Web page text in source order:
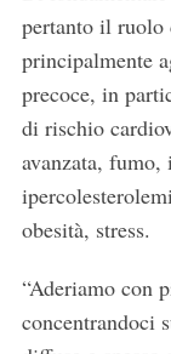
pertanto il ruolo
principalmente
precoce, in
di rischio
avanzata, fumo,
obesità, stress.
“Aderiamo con
concentrandoci